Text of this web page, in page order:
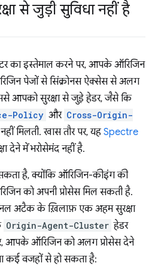
से जुड़ी सुविधा नहीं है
का इस्तेमाल करने पर, आपके ऑरिजिन
पेजों से सिंक्रोनस ऐक्सेस से अलग
आपको सुरक्षा से जुड़े हेडर, जैसे कि
Policy और Cross-Origin-
मिलती. खास तौर पर, यह Spectre
देने में भरोसेमंद नहीं है.
सकता है, क्योंकि ऑरिजिन-कीइंग की
को अपनी प्रोसेस मिल सकती है.
अटैक के ख़िलाफ़ एक अहम सुरक्षा
Origin-Agent-Cluster हेडर
आपके ऑरिजिन को अलग प्रोसेस देने
कई वजहों से हो सकता है: